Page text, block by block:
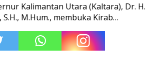
Kalimantan Utara (Kaltara), Dr. H.
S.H., M.Hum., membuka Kirab…